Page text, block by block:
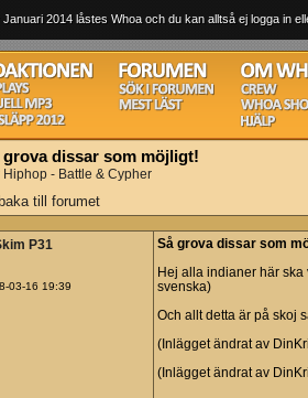
Januari 2014 låstes Whoa och du kan alltså ej logga in
grova dissar som möjligt!
Hiphop - Battle & Cypher
till forumet
P31
03-16 19:39
Så grova dissar som
Hej alla indianer här ska
svenska)
Och allt detta är på skoj
(Inlägget ändrat av
(Inlägget ändrat av